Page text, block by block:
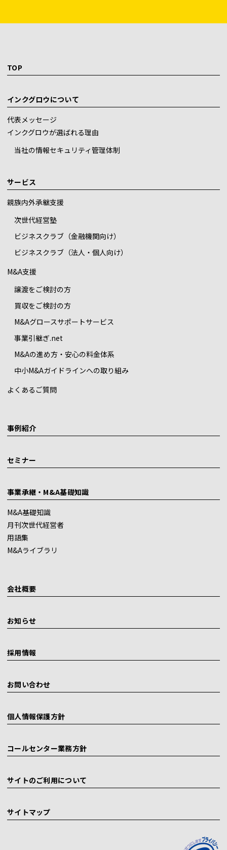
TOP
インクグロウについて
代表メッセージ
インクグロウが選ばれる理由
当社の情報セキュリティ管理体制
サービス
親族内外承継支援
次世代経営塾
ビジネスクラブ（金融機関向け）
ビジネスクラブ（法人・個人向け）
M&A支援
譲渡をご検討の方
買収をご検討の方
M&Aグロースサポートサービス
事業引継ぎ.net
M&Aの進め方・安心の料金体系
中小M&Aガイドラインへの取り組み
よくあるご質問
事例紹介
セミナー
事業承継・M&A基礎知識
M&A基礎知識
月刊次世代経営者
用語集
M&Aライブラリ
会社概要
お知らせ
採用情報
お問い合わせ
個人情報保護方針
コールセンター業務方針
サイトのご利用について
サイトマップ